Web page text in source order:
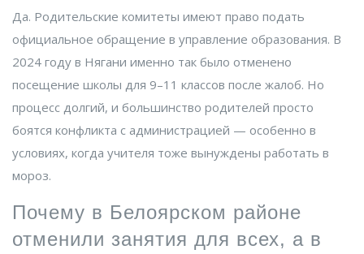
Да. Родительские комитеты имеют право подать
официальное обращение в управление образования. В
2024 году в Нягани именно так было отменено
посещение школы для 9–11 классов после жалоб. Но
процесс долгий, и большинство родителей просто
боятся конфликта с администрацией — особенно в
условиях, когда учителя тоже вынуждены работать в
мороз.
Почему в Белоярском районе
отменили занятия для всех, а в